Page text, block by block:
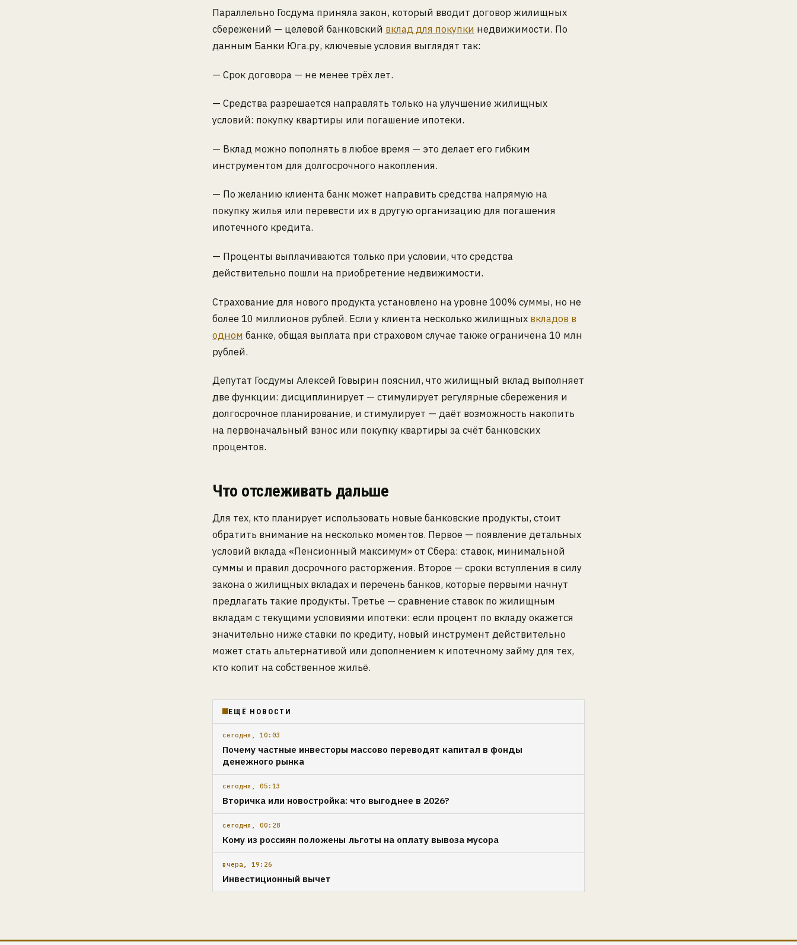
Параллельно Госдума приняла закон, который вводит договор жилищных
сбережений — целевой банковский вклад для покупки недвижимости. По
данным Банки Юга.ру, ключевые условия выглядят так:
— Срок договора — не менее трёх лет.
— Средства разрешается направлять только на улучшение жилищных
условий: покупку квартиры или погашение ипотеки.
— Вклад можно пополнять в любое время — это делает его гибким
инструментом для долгосрочного накопления.
— По желанию клиента банк может направить средства напрямую на
покупку жилья или перевести их в другую организацию для погашения
ипотечного кредита.
— Проценты выплачиваются только при условии, что средства
действительно пошли на приобретение недвижимости.
Страхование для нового продукта установлено на уровне 100% суммы, но не
более 10 миллионов рублей. Если у клиента несколько жилищных вкладов в
одном банке, общая выплата при страховом случае также ограничена 10 млн
рублей.
Депутат Госдумы Алексей Говырин пояснил, что жилищный вклад выполняет
две функции: дисциплинирует — стимулирует регулярные сбережения и
долгосрочное планирование, и стимулирует — даёт возможность накопить
на первоначальный взнос или покупку квартиры за счёт банковских
процентов.
Что отслеживать дальше
Для тех, кто планирует использовать новые банковские продукты, стоит
обратить внимание на несколько моментов. Первое — появление детальных
условий вклада «Пенсионный максимум» от Сбера: ставок, минимальной
суммы и правил досрочного расторжения. Второе — сроки вступления в силу
закона о жилищных вкладах и перечень банков, которые первыми начнут
предлагать такие продукты. Третье — сравнение ставок по жилищным
вкладам с текущими условиями ипотеки: если процент по вкладу окажется
значительно ниже ставки по кредиту, новый инструмент действительно
может стать альтернативой или дополнением к ипотечному займу для тех,
кто копит на собственное жильё.
ЕЩЁ НОВОСТИ
сегодня, 10:03
Почему частные инвесторы массово переводят капитал в фонды
денежного рынка
сегодня, 05:13
Вторичка или новостройка: что выгоднее в 2026?
сегодня, 00:28
Кому из россиян положены льготы на оплату вывоза мусора
вчера, 19:26
Инвестиционный вычет